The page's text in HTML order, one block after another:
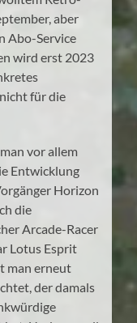
aber
Abo-Service
wird erst 2023
für die
vor allem
Entwicklung
Horizon
die
Arcade-Racer
Lotus Esprit
man erneut
der damals